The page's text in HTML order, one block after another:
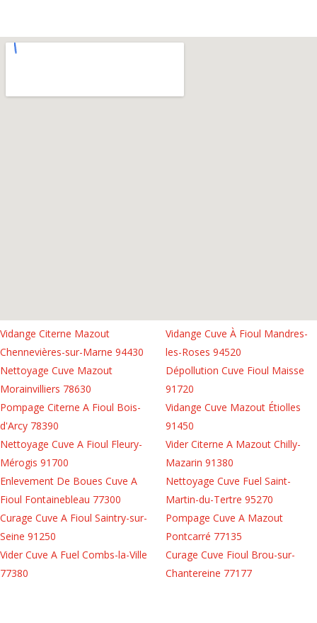
Vidange Citerne Mazout
Chennevières-sur-Marne 94430
Nettoyage Cuve Mazout
Morainvilliers 78630
Pompage Citerne A Fioul Bois-
d'Arcy 78390
Nettoyage Cuve A Fioul Fleury-
Mérogis 91700
Enlevement De Boues Cuve A
Fioul Fontainebleau 77300
Curage Cuve A Fioul Saintry-sur-
Seine 91250
Vider Cuve A Fuel Combs-la-Ville
77380
Vidange Cuve À Fioul Mandres-
les-Roses 94520
Dépollution Cuve Fioul Maisse
91720
Vidange Cuve Mazout Étiolles
91450
Vider Citerne A Mazout Chilly-
Mazarin 91380
Nettoyage Cuve Fuel Saint-
Martin-du-Tertre 95270
Pompage Cuve A Mazout
Pontcarré 77135
Curage Cuve Fioul Brou-sur-
Chantereine 77177